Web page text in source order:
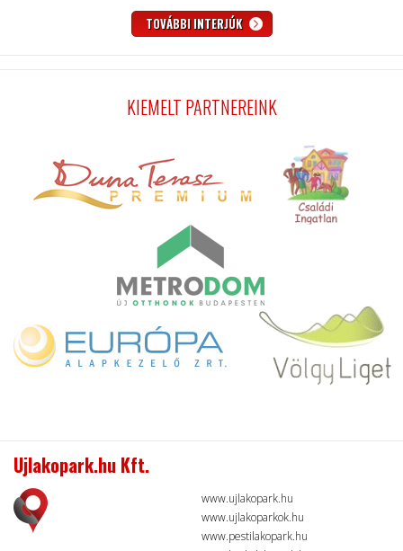
TOVÁBBI INTERJÚK
KIEMELT PARTNEREINK
Ujlakopark.hu Kft.
www.ujlakopark.hu
www.ujlakoparkok.hu
www.pestilakopark.hu